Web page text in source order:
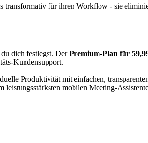
transformativ für ihren Workflow - sie
dich festlegst. DerPremium-Plan für
Kundensupport.
Produktivität mit einfachen,
leistungsstärksten mobilen Meeting-